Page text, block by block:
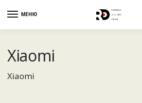
МЕНЮ
Xiaomi
Xiaomi